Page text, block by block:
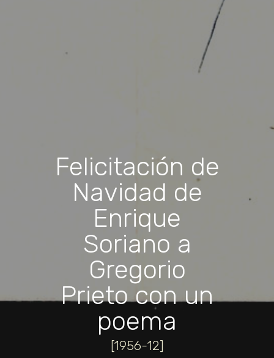
Felicitación de
Navidad de
Enrique
Soriano a
Gregorio
Prieto con un
poema
[1956-12]